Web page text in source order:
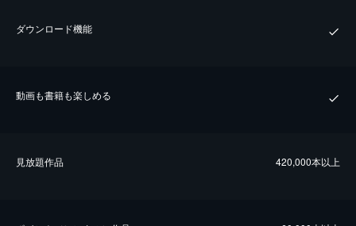
ダウンロード機能
動画も書籍も楽しめる
⾒放題作品 420,000本以上